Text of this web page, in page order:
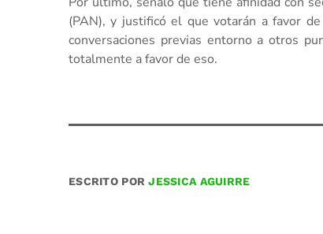
(PAN), y justificó el que votarán a favor
conversaciones previas entorno a otros
totalmente a favor de eso.
ESCRITO PORJESSICA AGUIRRE